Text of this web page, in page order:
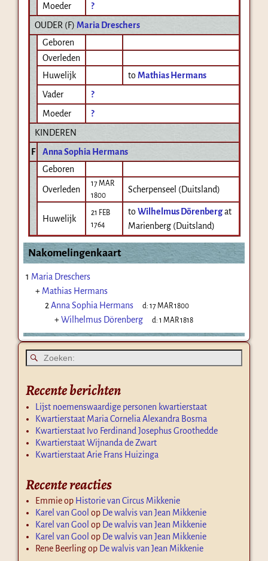
Moeder
?
OUDER (F) Maria Dreschers
Geboren
Overleden
Huwelijk
toMathias Hermans
Vader
?
Moeder
?
KINDEREN
F
Anna Sophia Hermans
Geboren
Overleden
17 MAR
1800
Scherpenseel (Duitsland)
Huwelijk
21 FEB
1764
toWilhelmus Dörenberg at
Marienberg (Duitsland)
Nakomelingenkaart
1 Maria Dreschers
+ Mathias Hermans
2 Anna Sophia Hermans d:17 MAR 1800
+Wilhelmus Dörenberg d:1 MAR 1818
Recente berichten
Lijst noemenswaardige personen kwartierstaat
Kwartierstaat Maria Cornelia Alexandra Bosma
Kwartierstaat Ivo Ferdinand Josephus Groothedde
Kwartierstaat Wijnanda de Zwart
Kwartierstaat Arie Frans Huizinga
Recente reacties
Emmieop Historie van Circus Mikkenie
Karel van Gool op De walvis van Jean Mikkenie
Karel van Gool op De walvis van Jean Mikkenie
Karel van Gool op De walvis van Jean Mikkenie
Rene Beerlingop De walvis van Jean Mikkenie